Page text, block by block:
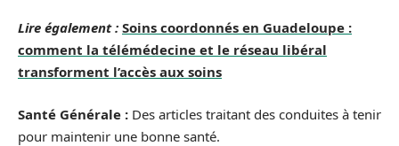
Lire également : Soins coordonnés en Guadeloupe :
comment la télémédecine et le réseau libéral
transforment l’accès aux soins
Santé Générale : Des articles traitant des conduites à tenir
pour maintenir une bonne santé.